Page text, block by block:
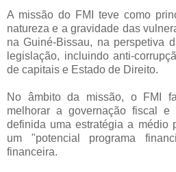
A missão do FMI teve como
natureza e a gravidade das
na Guiné-Bissau, na perspetiva
legislação, incluindo anti-
de capitais e Estado de Direito.
No âmbito da missão, o FMI
melhorar a governação fiscal
definida uma estratégia a médio
um "potencial programa
financeira.